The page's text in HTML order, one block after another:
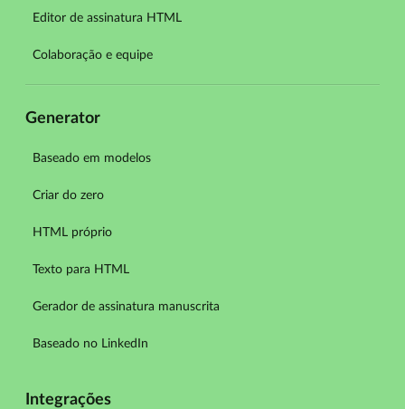
Editor de assinatura HTML
Colaboração e equipe
Generator
Baseado em modelos
Criar do zero
HTML próprio
Texto para HTML
Gerador de assinatura manuscrita
Baseado no LinkedIn
Integrações